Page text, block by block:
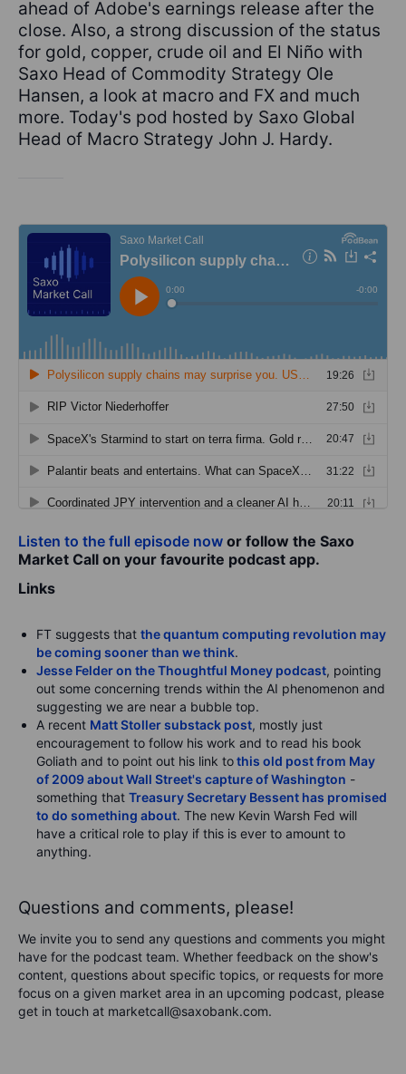
ahead of Adobe's earnings release after the
close. Also, a strong discussion of the status
for gold, copper, crude oil and El Niño with
Saxo Head of Commodity Strategy Ole
Hansen, a look at macro and FX and much
more. Today's pod hosted by Saxo Global
Head of Macro Strategy John J. Hardy.
Listen to the full episode now or follow the Saxo
Market Call on your favourite podcast app.
Links
FT suggests that the quantum computing revolution may
be coming sooner than we think.
Jesse Felder on the Thoughtful Money podcast, pointing
out some concerning trends within the AI phenomenon and
suggesting we are near a bubble top.
A recent Matt Stoller substack post, mostly just
encouragement to follow his work and to read his book
Goliath and to point out his link tothis old post from May
of 2009 about Wall Street's capture of Washington -
something that Treasury Secretary Bessent has promised
to do something about. The new Kevin Warsh Fed will
have a critical role to play if this is ever to amount to
anything.
Questions and comments, please!
We invite you to send any questions and comments you might
have for the podcast team. Whether feedback on the show's
content, questions about specific topics, or requests for more
focus on a given market area in an upcoming podcast, please
get in touch at marketcall@saxobank.com.